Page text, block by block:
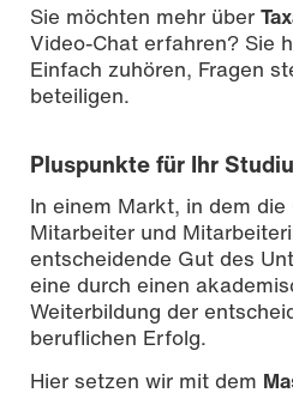
Sie möchten mehr über
Video-Chat erfahren? Sie
Einfach zuhören, Fragen
beteiligen.
Pluspunkte für Ihr
In einem Markt, in dem
Mitarbeiter und
entscheidende Gut des
eine durch einen
Weiterbildung der
beruflichen Erfolg.
Hier setzen wir mit dem